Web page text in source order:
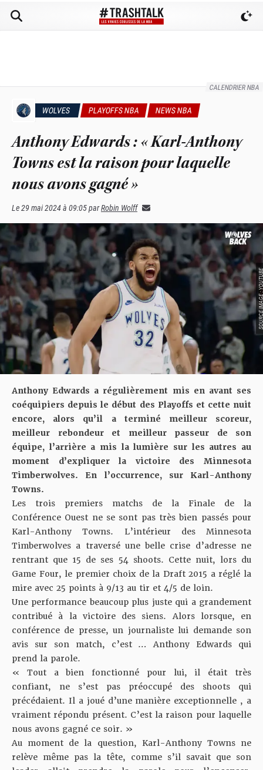
CALENDRIER NBA
WOLVES PLAYOFFS NBA NEWS NBA
Anthony Edwards : « Karl-Anthony
Towns est la raison pour laquelle
nous avons gagné »
Le29 mai 2024 à 09:05parRobin Wolff
SOURCE
Anthony Edwards a régulièrement mis en avant ses
coéquipiers depuis le début des Playoffs et cette nuit
encore, alors qu’il a terminé meilleur scoreur,
meilleur rebondeur et meilleur passeur de son
équipe, l’arrière a mis la lumière sur les autres au
moment d’expliquer la victoire des Minnesota
Timberwolves. En l’occurrence, sur Karl-Anthony
Towns.
Les trois premiers matchs de la Finale de la
Conférence Ouest ne se sont pas très bien passés pour
Karl-Anthony Towns. L’intérieur des Minnesota
Timberwolves a traversé une belle crise d’adresse ne
rentrant que 15 de ses 54 shoots. Cette nuit, lors du
Game Four, le premier choix de la Draft 2015 a réglé la
mire avec 25 points à 9/13 au tir et 4/5 de loin.
Une performance beaucoup plus juste qui a grandement
contribué à la victoire des siens. Alors lorsque, en
conférence de presse, un journaliste lui demande son
avis sur son match, c’est … Anthony Edwards qui
prend la parole.
« Tout a bien fonctionné pour lui, il était très
confiant, ne s’est pas préoccupé des shoots qui
précédaient. Il a joué d’une manière exceptionnelle , a
vraiment répondu présent. C’est la raison pour laquelle
nous avons gagné ce soir. »
Au moment de la question, Karl-Anthony Towns ne
relève même pas la tête, comme s’il savait que son